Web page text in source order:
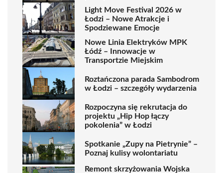
Light Move Festival 2026 w
Łodzi – Nowe Atrakcje i
Spodziewane Emocje
Nowe Linia Elektryków MPK
Łódź – Innowacje w
Transportzie Miejskim
Roztańczona parada Sambodrom
w Łodzi – szczegóły wydarzenia
Rozpoczyna się rekrutacja do
projektu „Hip Hop łączy
pokolenia” w Łodzi
Spotkanie „Zupy na Pietrynie” –
Poznaj kulisy wolontariatu
Remont skrzyżowania Wojska